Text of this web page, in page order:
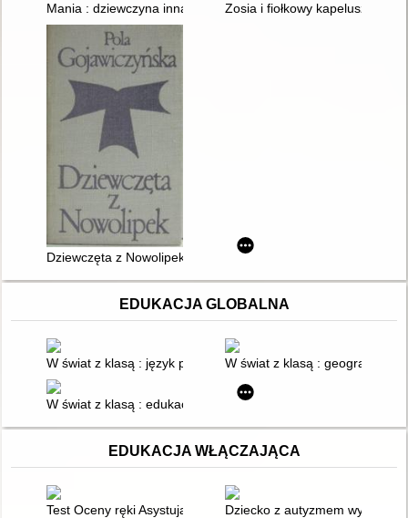
Mania : dziewczyna inna niż wszystkieZosia i fiołkowy kapelusz
Dziewczęta z Nowolipek
EDUKACJA GLOBALNA
W świat z klasą : język polski : edukacja globalna na
W świat z klasą : geografia :
W świat z klasą : edukacja globalna : na zajęciach
EDUKACJA WŁĄCZAJĄCA
Test Oceny ręki Asystującej (AHA) jako narzędzie
Dziecko z autyzmem